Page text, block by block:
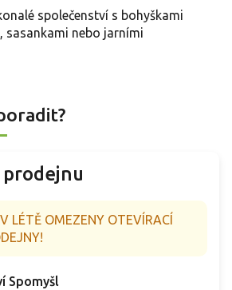
společenství s bohyškami
sasankami nebo jarními
LÉTĚ OMEZENY OTEVÍRACÍ
Spomyšl